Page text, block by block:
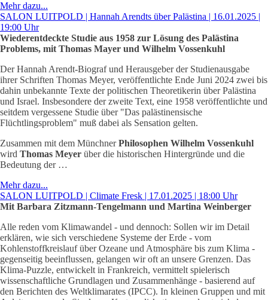
Mehr dazu...
SALON LUITPOLD | Hannah Arendts über Palästina | 16.01.2025 |
19:00 Uhr
Wiederentdeckte Studie aus 1958 zur Lösung des Palästina
Problems, mit Thomas Mayer und Wilhelm Vossenkuhl
Der Hannah Arendt-Biograf und Herausgeber der Studienausgabe
ihrer Schriften Thomas Meyer, veröffentlichte Ende Juni 2024 zwei bis
dahin unbekannte Texte der politischen Theoretikerin über Palästina
und Israel. Insbesondere der zweite Text, eine 1958 veröffentlichte und
seitdem vergessene Studie über "Das palästinensische
Flüchtlingsproblem" muß dabei als Sensation gelten.
Zusammen mit dem MünchnerPhilosophen Wilhelm Vossenkuhl
wird Thomas Meyer über die historischen Hintergründe und die
Bedeutung der …
Mehr dazu...
SALON LUITPOLD | Climate Fresk | 17.01.2025 | 18:00 Uhr
Mit Barbara Zitzmann-Tengelmann und Martina Weinberger
Alle reden vom Klimawandel - und dennoch: Sollen wir im Detail
erklären, wie sich verschiedene Systeme der Erde - vom
Kohlenstoffkreislauf über Ozeane und Atmosphäre bis zum Klima -
gegenseitig beeinflussen, gelangen wir oft an unsere Grenzen. Das
Klima-Puzzle, entwickelt in Frankreich, vermittelt spielerisch
wissenschaftliche Grundlagen und Zusammenhänge - basierend auf
den Berichten des Weltklimarates (IPCC). In kleinen Gruppen und mit